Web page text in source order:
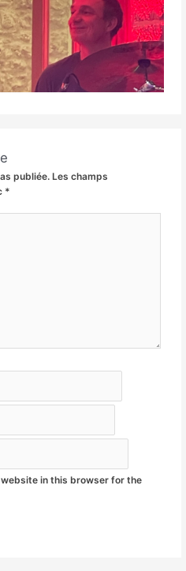
publiée. Les champs
*
in this browser for the